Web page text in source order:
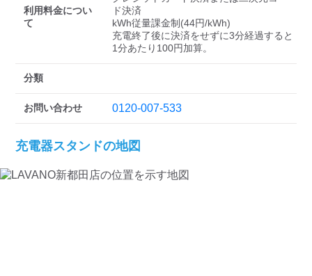
利用料金につい
て
ド決済
kWh従量課金制(44円/kWh)
充電終了後に決済をせずに3分経過すると
1分あたり100円加算。
分類
お問い合わせ 0120-007-533
充電器スタンドの地図